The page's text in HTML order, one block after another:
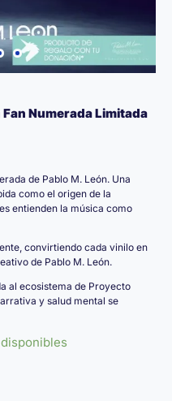
Numerada Limitada
€.
de Pablo M. León. Una
como el origen de la
entienden la música como
convirtiendo cada vinilo en
de Pablo M. León.
al ecosistema de Proyecto
y salud mental se